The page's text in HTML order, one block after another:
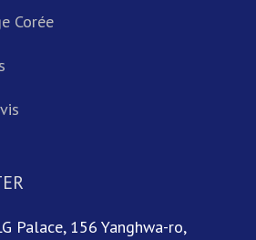
Corée
Palace, 156 Yanghwa-ro,